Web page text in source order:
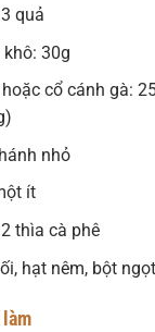
quả
khô: 30g
cổ cánh gà:
nhỏ
ít
thìa cà phê
hạt nêm, bột